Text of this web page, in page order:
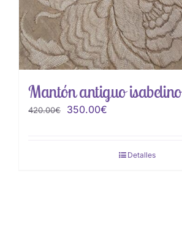
Mantón antiguo isabelino
420.00€
El
350.00€
es:
Detalles